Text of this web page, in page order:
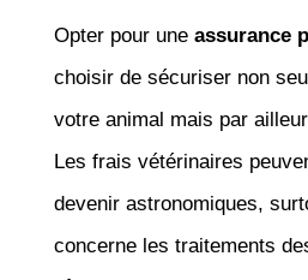
Opter pour une assurance
choisir de sécuriser non
votre animal mais par
Les frais vétérinaires
devenir astronomiques,
concerne les traitements